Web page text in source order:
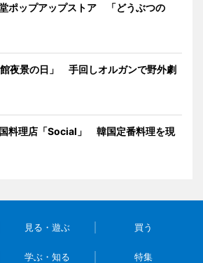
ポップアップストア 「どうぶつの
夜景の日」 手回しオルガンで野外劇
料理店「Social」 韓国定番料理を現
見る・遊ぶ 買う
学ぶ・知る 特集